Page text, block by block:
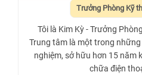
Trưởng Phòng Kỹ
Tôi là Kim Kỳ - Trưởng
Trung tâm là một trong
nghiệm, sở hữu hơn 15 năm
chữa điện